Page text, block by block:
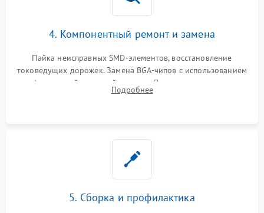
4. Компонентный ремонт и замена
Пайка неисправных SMD-элементов, восстановление
токоведущих дорожек. Замена BGA-чипов с использованием
инфракрасной паяльной станции. Прошивка микросхемы
BIOS или замена поврежденных портов USB
Подробнее
5. Сборка и профилактика